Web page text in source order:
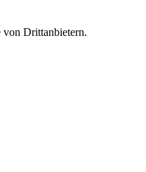
Drittanbietern.